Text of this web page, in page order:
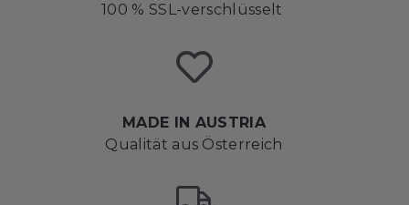
100 % SSL-verschlüsselt
MADE IN AUSTRIA
Qualität aus Österreich